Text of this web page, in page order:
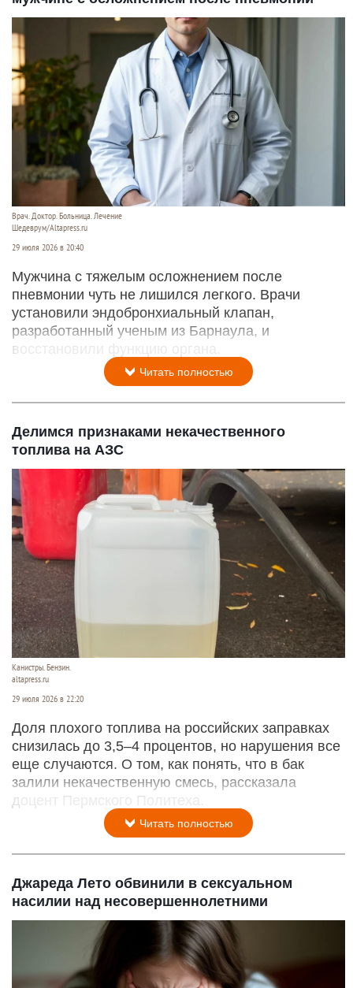
Врач. Доктор. Больница. Лечение
Шедеврум/Altapress.ru
29 июля 2026 в 20:40
Мужчина с тяжелым осложнением после
пневмонии чуть не лишился легкого. Врачи
установили эндобронхиальный клапан,
разработанный ученым из Барнаула, и
восстановили функцию органа.
Читать полностью
Делимся признаками некачественного
топлива на АЗС
Канистры. Бензин.
altapress.ru
29 июля 2026 в 22:20
Доля плохого топлива на российских заправках
снизилась до 3,5–4 процентов, но нарушения все
еще случаются. О том, как понять, что в бак
залили некачественную смесь, рассказала
доцент Пермского Политеха.
Читать полностью
Джареда Лето обвинили в сексуальном
насилии над несовершеннолетними